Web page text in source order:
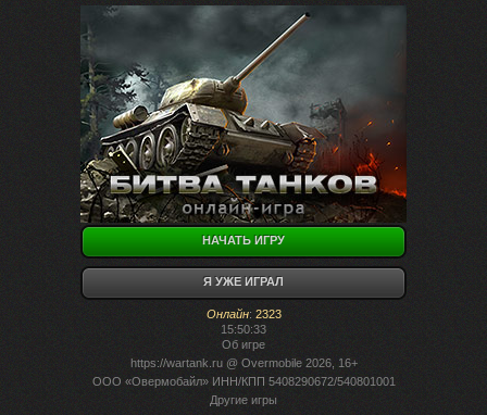
НАЧАТЬ ИГРУ
Я УЖЕ ИГРАЛ
Онлайн: 2323
15:50:33
Об игре
https://wartank.ru@ Overmobile 2026, 16+
ООО «Овермобайл» ИНН/КПП 5408290672/540801001
Другие игры